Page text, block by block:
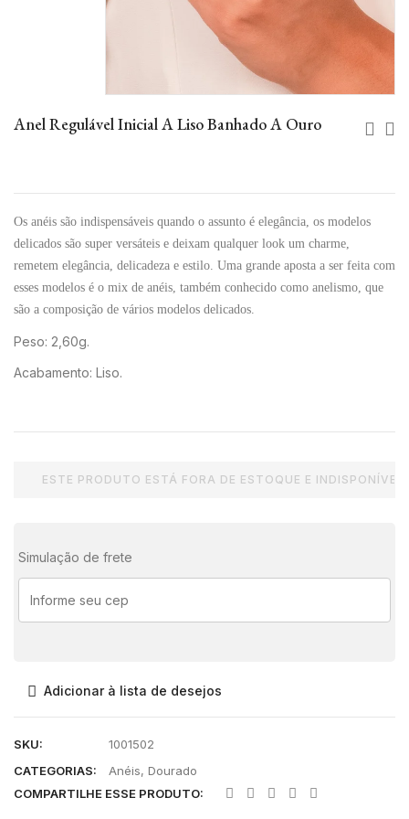
Anel Regulável Inicial A Liso Banhado A Ouro
Os anéis são indispensáveis quando o assunto é elegância, os modelos
delicados são super versáteis e deixam qualquer look um charme,
remetem elegância, delicadeza e estilo. Uma grande aposta a ser feita com
esses modelos é o mix de anéis, também conhecido como anelismo, que
são a composição de vários modelos delicados.
Peso: 2,60g.
Acabamento: Liso.
ESTE PRODUTO ESTÁ FORA DE ESTOQUE E INDISPONÍVEL.
Simulação de frete
Adicionar à lista de desejos
SKU:
1001502
CATEGORIAS:
Anéis, Dourado
COMPARTILHE ESSE PRODUTO: